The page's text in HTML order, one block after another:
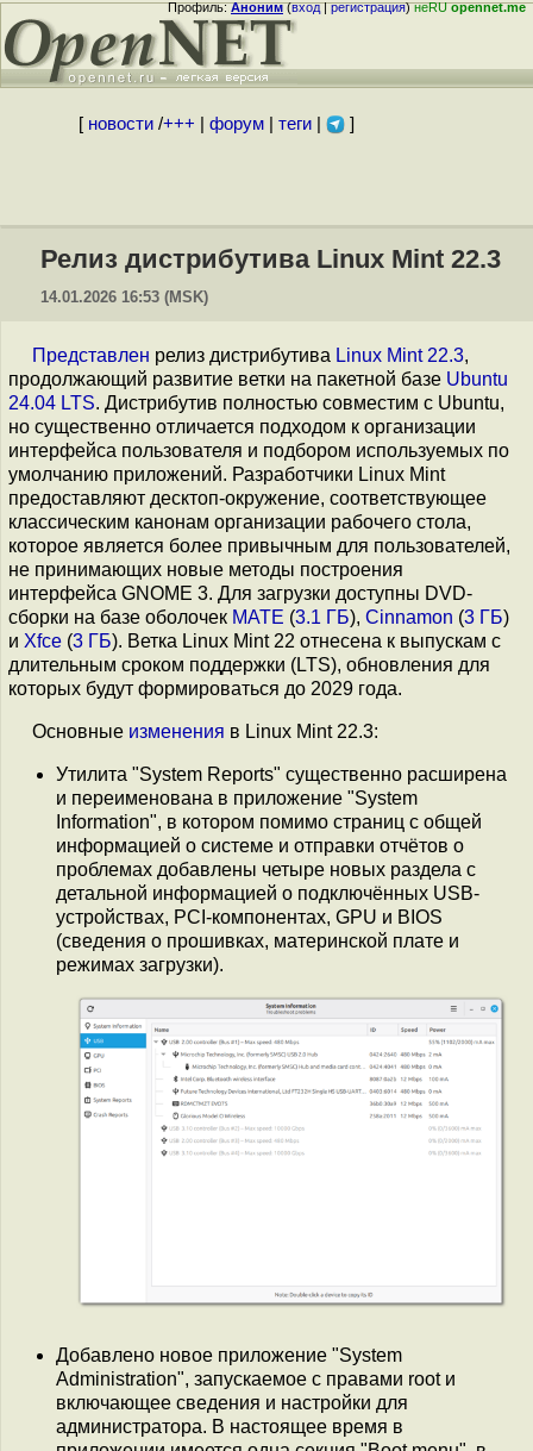
Профиль:Аноним(вход|регистрация)неRUopennet.me
[ новости/+++ форум| теги| ]
Релиз дистрибутива Linux Mint 22.3
14.01.2026 16:53 (MSK)
Представлен релиз дистрибутива Linux Mint 22.3,
продолжающий развитие ветки на пакетной базе Ubuntu
24.04 LTS. Дистрибутив полностью совместим с Ubuntu,
но существенно отличается подходом к организации
интерфейса пользователя и подбором используемых по
умолчанию приложений. Разработчики Linux Mint
предоставляют десктоп-окружение, соответствующее
классическим канонам организации рабочего стола,
которое является более привычным для пользователей,
не принимающих новые методы построения
интерфейса GNOME 3. Для загрузки доступны DVD-
сборки на базе оболочек MATE (3.1 ГБ), Cinnamon (3 ГБ)
и Xfce (3 ГБ). Ветка Linux Mint 22 отнесена к выпускам с
длительным сроком поддержки (LTS), обновления для
которых будут формироваться до 2029 года.
Основные изменения в Linux Mint 22.3:
Утилита "System Reports" существенно расширена
и переименована в приложение "System
Information", в котором помимо страниц с общей
информацией о системе и отправки отчётов о
проблемах добавлены четыре новых раздела с
детальной информацией о подключённых USB-
устройствах, PCI-компонентах, GPU и BIOS
(сведения о прошивках, материнской плате и
режимах загрузки).
Добавлено новое приложение "System
Administration", запускаемое с правами root и
включающее сведения и настройки для
администратора. В настоящее время в